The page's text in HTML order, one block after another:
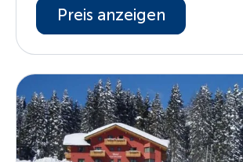
Preis anzeigen